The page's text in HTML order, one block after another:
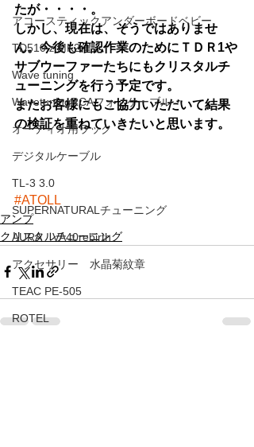
アコースティックアンダーボードベビー
TD510ｚMK2
Wave tuning
WavetuningRCAフォノケーブル
オーディオ用ラック
デジタルケーブル
TL-3 3.0
SUPERNATURALチューニング
AURA VA40rebirth
アクセサリー 水晶菊紋章
TEAC PE-505
ROTEL
たが・・・・。
しかし、現在は、そうではありませ
ん。今後も確認作業のためにＴＤＲ1や
サブウーファーたちにもクリスタルチ
ューニングを行う予定です。
またお客様にもご協力いただいて結果
の検証を重ねていきたいと思います。
#ATOLL
アンプ
クリスタルチューニング